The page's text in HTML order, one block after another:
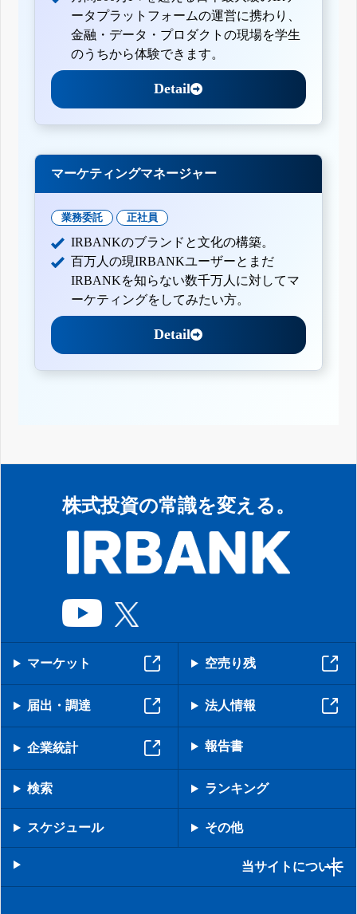
ータプラットフォームの運営に携わり、
金融・データ・プロダクトの現場を学生
のうちから体験できます。
Detail
マーケティングマネージャー
業務委託 正社員
IRBANKのブランドと文化の構築。
百万人の現IRBANKユーザーとまだ
IRBANKを知らない数千万人に対してマ
ーケティングをしてみたい方。
Detail
株式投資の常識を変える。
マーケット 空売り残
届出・調達 法人情報
企業統計 報告書
検索 ランキング
スケジュール その他
当サイトについて